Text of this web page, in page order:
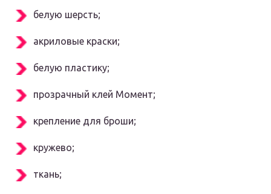
белую шерсть;
акриловые краски;
белую пластику;
прозрачный клей Момент;
крепление для броши;
кружево;
ткань;